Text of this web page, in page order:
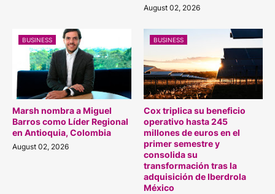
August 02, 2026
BUSINESS
Marsh nombra a Miguel
Barros como Líder Regional
en Antioquia, Colombia
August 02, 2026
BUSINESS
Cox triplica su beneficio
operativo hasta 245
millones de euros en el
primer semestre y
consolida su
transformación tras la
adquisición de Iberdrola
México